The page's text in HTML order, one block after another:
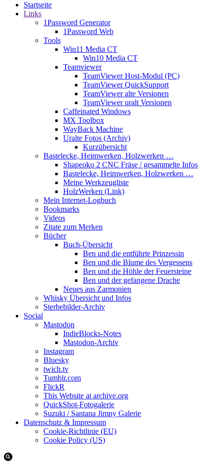
Startseite
Links
1Password Generator
1Password Web
Tools
Win11 Media CT
Win10 Media CT
Teamviewer
TeamViewer Host-Modul (PC)
TeamViewer QuickSupport
TeamViewer alte Versionen
TeamViewer uralt Versionen
Caffeinated Windows
MX Toolbox
WayBack Machine
Uralte Fotos (Archiv)
Kurzübersicht
Bastelecke, Heimwerken, Holzwerken …
Shapeoko 2 CNC Fräse / gesammelte Infos
Bastelecke, Heimwerken, Holzwerken …
Meine Werkzeugliste
HolzWerken (Link)
Mein Internet-Logbuch
Bookmarks
Videos
Zitate zum Merken
Bücher
Buch-Übersicht
Ben und die entführte Prinzessin
Ben und die Blume des Vergessens
Ben und die Höhle der Feuersteine
Ben und der gefangene Drache
Neues aus Zarmonien
Whisky Übersicht und Infos
Sterbebilder-Archiv
Social
Mastodon
IndieBlocks-Notes
Mastodon-Archiv
Instagram
Bluesky
twich.tv
Tumblr.com
FlickR
This Website at archive.org
QuickShot-Fotogalerie
Suzuki / Santana Jimny Galerie
Datenschutz & Impressum
Cookie-Richtlinie (EU)
Cookie Policy (US)